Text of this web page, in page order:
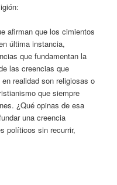
afirman que los cimientos
última instancia,
que fundamentan la
las creencias que
realidad son religiosas o
que siempre
¿Qué opinas de esa
una creencia
políticos sin recurrir,